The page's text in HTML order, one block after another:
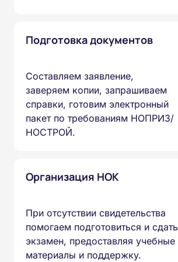
Подготовка документов
Составляем заявление,
заверяем копии, запрашиваем
справки, готовим электронный
пакет по требованиям НОПРИЗ/
НОСТРОЙ.
Организация НОК
При отсутствии свидетельства
помогаем подготовиться и сдать
экзамен, предоставляя учебные
материалы и поддержку.